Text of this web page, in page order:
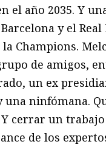
el año 2035. Y
y el
Champions.
de amigos,
un ex
una ninfómana.
Y cerrar un
de los